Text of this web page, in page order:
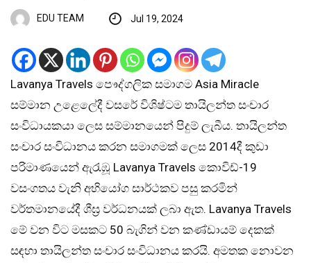
EDU TEAM Jul 19, 2024
Lavanya Travels පෞද්ගලික සමාගම Asia Miracle
සම්මාන උළෙලේදී වසරේ විශිෂ්ටම තායිලන්ත සංචාර
සංවිධායකයා ලෙස සම්මානයෙන් පිදුම් ලැබීය. තායිලන්ත
සංචාර සංවිධානය කරන සමාගමක් ලෙස 2014දී කුඩා
පරිමාණයෙන් ඇරැඹූ Lavanya Travels කොවිඩ්-19
වසංගතය වැනි අභියෝග සාර්ථකව පසු කරමින්
වර්තමානයේදී ශීඝ්‍ර වර්ධනයක් ලබා ඇත. Lavanya Travels
මේ වන විට මසකට 50 බැගින් වන කණ්ඩායම් දෙකක්
සඳහා තායිලන්ත සංචාර සංවිධානය කරයි. අමතක නොවන